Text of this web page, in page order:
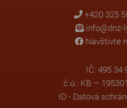
+420 325
info@dnz-
Navštivte
IČ: 495 34
č.ú.: KB –
ID - Datová